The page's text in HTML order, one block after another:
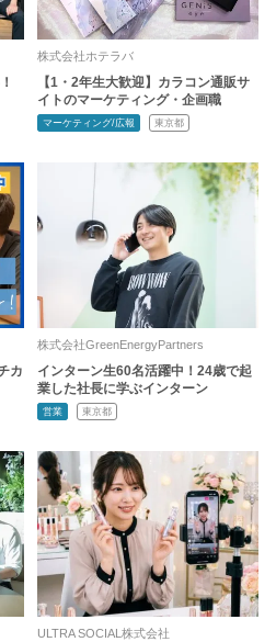
株式会社ホテラバ
【1・2年生大歓迎】カラコン通販サ
イトのマーケティング・企画職
マーケティング/広報 東京都
カ
株式会社GreenEnergyPartners
インターン生60名活躍中！24歳で起
業した社長に学ぶインターン
営業 東京都
ULTRA SOCIAL株式会社